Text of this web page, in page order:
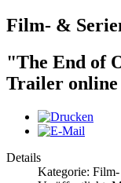
Film- &
"The End of
Trailer online
Details
Kategorie: